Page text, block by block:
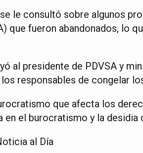
le consultó sobre algunos
que fueron abandonados, lo
al presidente de PDVSA y
responsables de congelar
que afecta los
en el burocratismo y la desidia
al Día